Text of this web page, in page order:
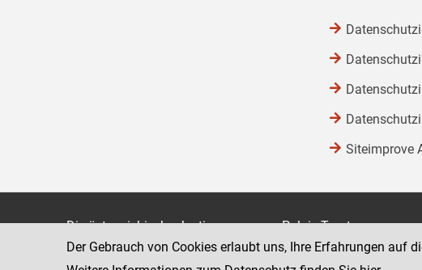
Siteimprove
Die österreichische Justiz
Bundesministerium für Justiz
Palais Trautson
Museumstraße 7
1070 Wien
Der Gebrauch von Cookies erlaubt uns, Ihre Erfahrungen auf